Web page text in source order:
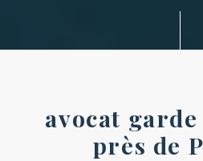
avocat
près de